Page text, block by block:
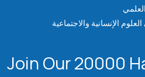
الإنسانية والاجتماعية
Join Our 20000